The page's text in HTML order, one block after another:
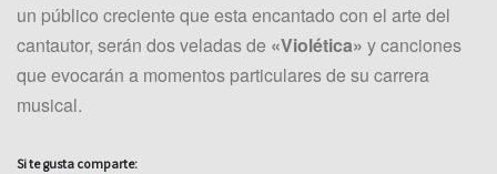
un público creciente que esta encantado con el arte del
cantautor, serán dos veladas de «Violética» y canciones
que evocarán a momentos particulares de su carrera
musical.
Si te gusta comparte: